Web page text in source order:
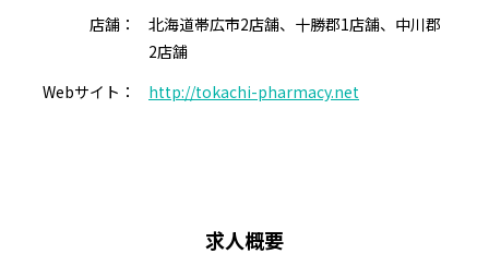
店舗：
北海道帯広市2店舗、十勝郡1店舗、中川郡
2店舗
Webサイト：
http://tokachi-pharmacy.net
求人概要